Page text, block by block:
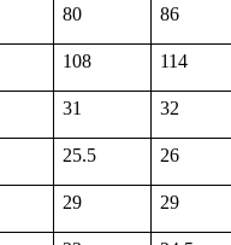
80 86
108 114
31 32
25.5 26
29 29